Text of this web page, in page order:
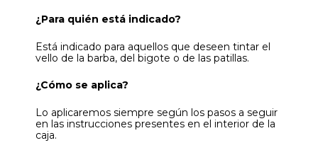
¿Para quién está indicado?
Está indicado para aquellos que deseen tintar el
vello de la barba, del bigote o de las patillas.
¿Cómo se aplica?
Lo aplicaremos siempre según los pasos a seguir
en las instrucciones presentes en el interior de la
caja.